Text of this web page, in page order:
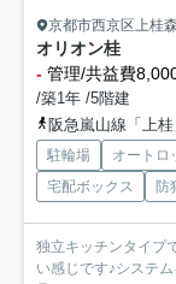
京都市西京区上桂
オリオン桂
- 管理/共益費
/築1年 /5階建
阪急嵐山線「上
駐輪場 オートロ
宅配ボックス
防
独立キッチンタイプ
い感じです♪システ